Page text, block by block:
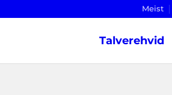
Meist
Talverehvid